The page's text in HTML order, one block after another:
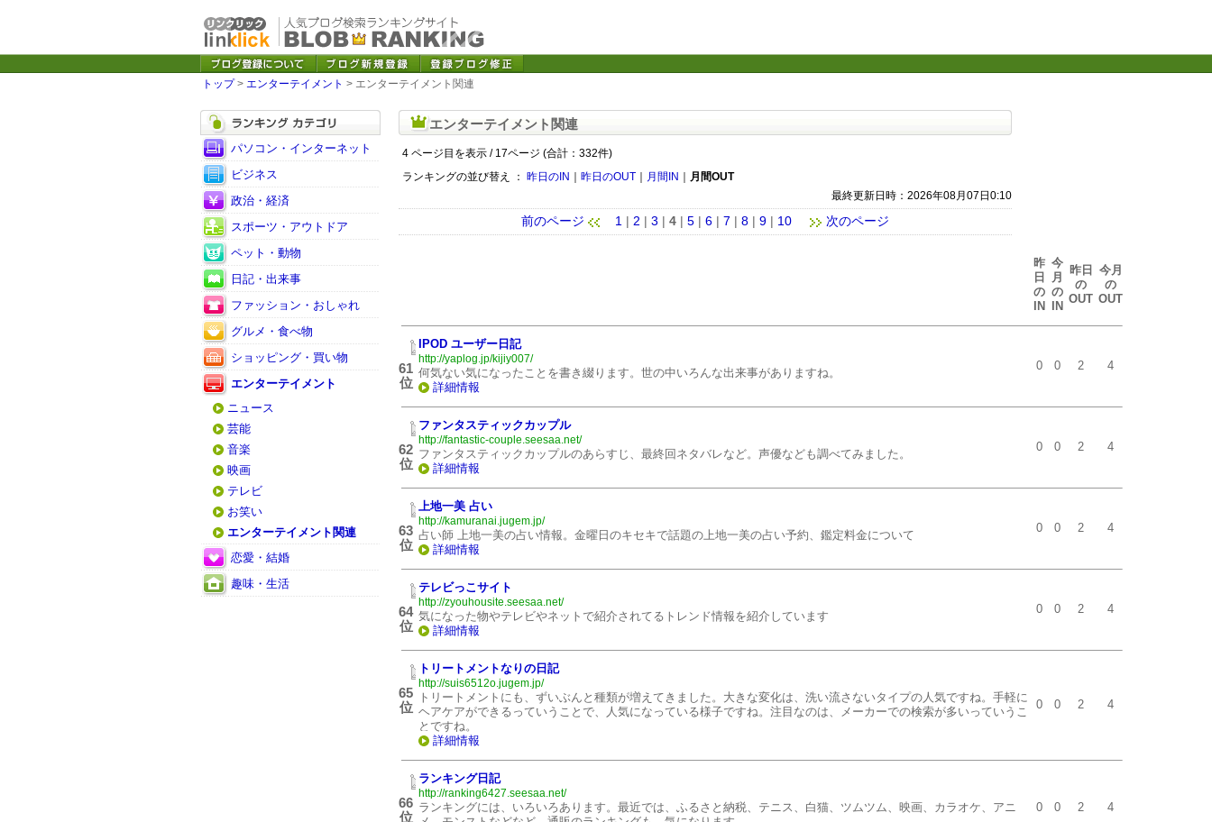
トップ> エンターテイメント > エンターテイメント関連
パソコン・インターネット
ビジネス
政治・経済
スポーツ・アウトドア
ペット・動物
日記・出来事
ファッション・おしゃれ
グルメ・食べ物
ショッピング・買い物
エンターテイメント
ニュース
芸能
音楽
映画
テレビ
お笑い
エンターテイメント関連
恋愛・結婚
趣味・生活
エンターテイメント関連
4 ページ目を表示 / 17ページ (合計：332件)
ランキングの並び替え ： 昨日のIN 昨日のOUT 月間IN
月間OUT
最終更新日時：2026年08月07日0:10
前のページ 1 | 2 | 3 | 4 | 5 | 6 | 7 | 8 | 9 | 10 次のページ
昨
日
の
IN
今
月
の
IN
昨日
の
OUT
今月
の
OUT
61
位
IPOD ユーザー日記
http://yaplog.jp/kijiy007/
何気ない気になったことを書き綴ります。世の中いろんな出来事がありますね。
詳細情報
0 0 2 4
62
位
ファンタスティックカップル
http://fantastic-couple.seesaa.net/
ファンタスティックカップルのあらすじ、最終回ネタバレなど。声優なども調べてみました。
詳細情報
0 0 2 4
63
位
上地一美 占い
http://kamuranai.jugem.jp/
占い師 上地一美の占い情報。金曜日のキセキで話題の上地一美の占い予約、鑑定料金について
詳細情報
0 0 2 4
64
位
テレビっこサイト
http://zyouhousite.seesaa.net/
気になった物やテレビやネットで紹介されてるトレンド情報を紹介しています
詳細情報
0 0 2 4
65
位
トリートメントなりの日記
http://suis6512o.jugem.jp/
トリートメントにも、ずいぶんと種類が増えてきました。大きな変化は、洗い流さないタイプの人気ですね。手軽に
ヘアケアができるっていうことで、人気になっている様子ですね。注目なのは、メーカーでの検索が多いっていうこ
とですね。
詳細情報
0 0 2 4
66
位
ランキング日記
http://ranking6427.seesaa.net/
ランキングには、いろいろあります。最近では、ふるさと納税、テニス、白猫、ツムツム、映画、カラオケ、アニ
0 0 2 4